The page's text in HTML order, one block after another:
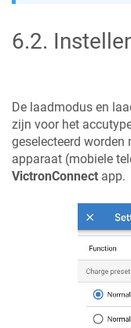
6.2.
De laadmodus en
zijn voor het
geselecteerd worden
apparaat (mobiele
VictronConnect app.